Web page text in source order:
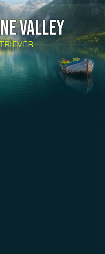
VALLEY